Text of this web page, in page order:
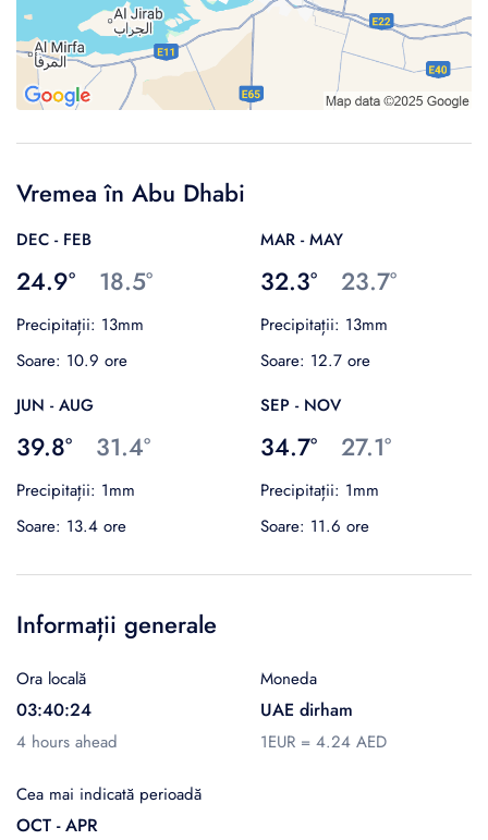
Vremea în Abu Dhabi
DEC - FEB
24.9° 18.5°
Precipitații: 13mm
Soare: 10.9 ore
MAR - MAY
32.3° 23.7°
Precipitații: 13mm
Soare: 12.7 ore
JUN - AUG
39.8° 31.4°
Precipitații: 1mm
Soare: 13.4 ore
SEP - NOV
34.7° 27.1°
Precipitații: 1mm
Soare: 11.6 ore
Informații generale
Ora locală
03:40:24
4 hours ahead
Moneda
UAE dirham
1EUR = 4.24 AED
Cea mai indicată perioadă
OCT - APR